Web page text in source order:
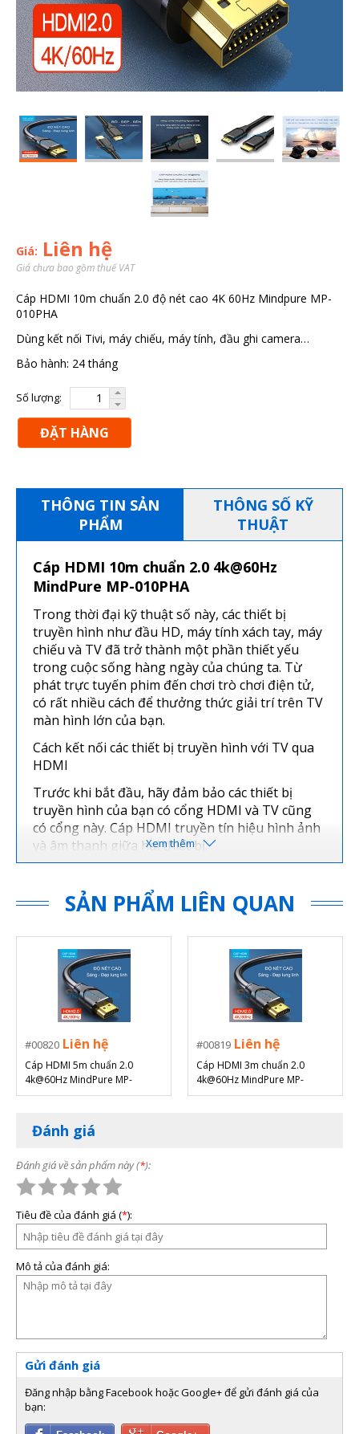
Giá: Liên hệ
Giá chưa bao gồm thuế VAT
Cáp HDMI 10m chuẩn 2.0 độ nét cao 4K 60Hz Mindpure MP-
010PHA
Dùng kết nối Tivi, máy chiếu, máy tính, đầu ghi camera…
Bảo hành: 24 tháng
Số lượng:
ĐẶT HÀNG
THÔNG TIN SẢN
PHẨM
THÔNG SỐ KỸ
THUẬT
Cáp HDMI 10m chuẩn 2.0 4k@60Hz
MindPure MP-010PHA
Trong thời đại kỹ thuật số này, các thiết bị
truyền hình như đầu HD, máy tính xách tay, máy
chiếu và TV đã trở thành một phần thiết yếu
trong cuộc sống hàng ngày của chúng ta. Từ
phát trực tuyến phim đến chơi trò chơi điện tử,
có rất nhiều cách để thưởng thức giải trí trên TV
màn hình lớn của bạn.
Cách kết nối các thiết bị truyền hình với TV qua
HDMI
Trước khi bắt đầu, hãy đảm bảo các thiết bị
truyền hình của bạn có cổng HDMI và TV cũng
có cổng này. Cáp HDMI truyền tín hiệu hình ảnh
và âm thanh giữa hai thiết bị.
của các thiết bị truyền hình.
Kết nối đầu kia của dây với một trong các đầu
vào HDMI của TV.
Chọn đầu vào tương ứng với vị trí của cáp bằng
điều khiển từ xa (HDMI 1, HDMI 2, HDMI 3, v.v.).
Nếu các thiết bị truyền hình của bạn không có
cổng HDMI, vẫn có các tùy chọn để kết nối với
TV.
Một số máy tính xách tay có DisplayPort, có thể
chuyển đổi sang HDMI bằng bộ chuyển đổi. Một
độ thay thế DisplayPort, có thể được sử dụng để
kết nối với TV hỗ trợ HDMI bằng bộ chuyển đổi
USB-C sang HDMI.
SẢN PHẨM LIÊN QUAN
00820 Liên hệ
Cáp HDMI 5m chuẩn 2.0
4k@60Hz MindPure MP-
005PHA
00819 Liên hệ
Cáp HDMI 3m chuẩn 2.0
4k@60Hz MindPure MP-
003PHA
Đánh giá
Đánh giá về sản phẩm này (*):
Tiêu đề của đánh giá (*):
Mô tả của đánh giá:
Gửi đánh giá
Đăng nhập bằng Facebook hoặc Google+ để gửi đánh giá của
bạn: